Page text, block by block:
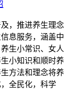
，推进养生理念
息服务，涵盖中
生小常识、女人
小知识和顺时养
方法和理念将养
全民化，科学